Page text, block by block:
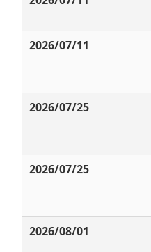
2026/07/11
2026/07/25
2026/07/25
2026/08/01